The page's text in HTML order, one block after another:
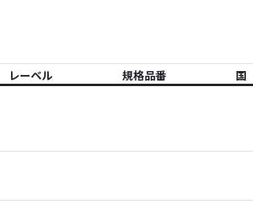
レーベル 規格品番 国